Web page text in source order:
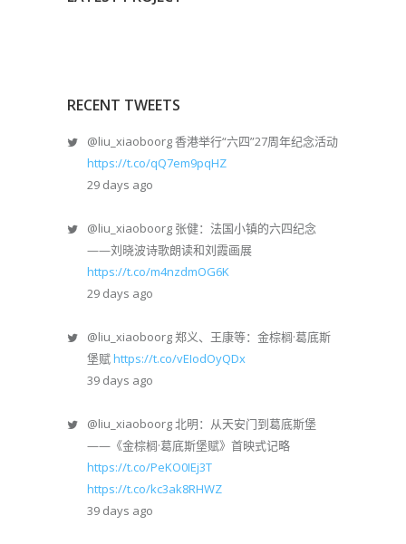
RECENT TWEETS
@liu_xiaoboorg香港举行“六四”27周年纪念活动
https://t.co/qQ7em9pqHZ
29 days ago
@liu_xiaoboorg 张健：法国小镇的六四纪念
——刘晓波诗歌朗读和刘霞画展
https://t.co/m4nzdmOG6K
29 days ago
@liu_xiaoboorg郑义、王康等：金棕榈·葛底斯
堡赋https://t.co/vEIodOyQDx
39 days ago
@liu_xiaoboorg北明：从天安门到葛底斯堡
——《金棕榈·葛底斯堡赋》首映式记略
https://t.co/PeKO0IEj3T
https://t.co/kc3ak8RHWZ
39 days ago